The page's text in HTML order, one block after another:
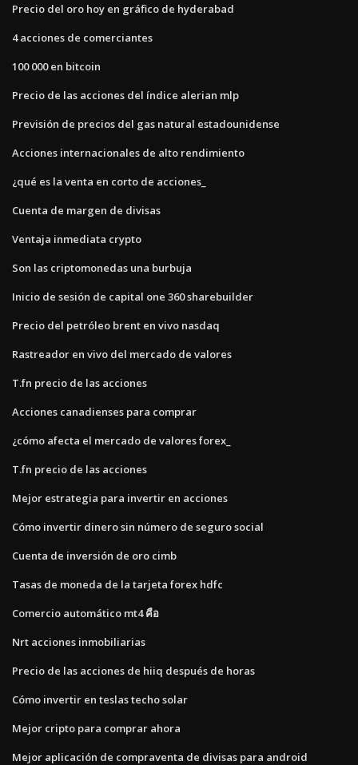
Precio del oro hoy en gráfico de hyderabad
4 acciones de comerciantes
100 000 en bitcoin
Precio de las acciones del índice alerian mlp
Previsión de precios del gas natural estadounidense
Acciones internacionales de alto rendimiento
¿qué es la venta en corto de acciones_
Cuenta de margen de divisas
Ventaja inmediata crypto
Son las criptomonedas una burbuja
Inicio de sesión de capital one 360 ​​sharebuilder
Precio del petróleo brent en vivo nasdaq
Rastreador en vivo del mercado de valores
T.fn precio de las acciones
Acciones canadienses para comprar
¿cómo afecta el mercado de valores forex_
T.fn precio de las acciones
Mejor estrategia para invertir en acciones
Cómo invertir dinero sin número de seguro social
Cuenta de inversión de oro cimb
Tasas de moneda de la tarjeta forex hdfc
Comercio automático mt4 คือ
Nrt acciones inmobiliarias
Precio de las acciones de hiiq después de horas
Cómo invertir en teslas techo solar
Mejor cripto para comprar ahora
Mejor aplicación de compraventa de divisas para android